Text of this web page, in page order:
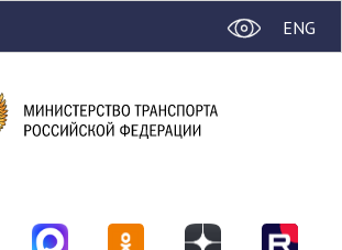
ENG